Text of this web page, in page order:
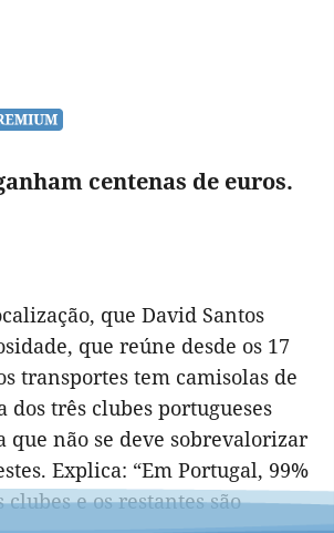
centenas de euros.
que David Santos
que reúne desde os 17
transportes tem camisolas de
dos três clubes portugueses
que não se deve sobrevalorizar
Explica: “Em Portugal, 99%
e os restantes são